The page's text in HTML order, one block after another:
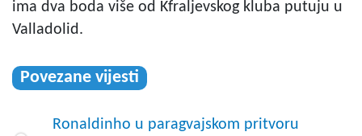
ima dva boda više od Kfraljevskog kluba putuju u
Valladolid.
Povezane vijesti
Ronaldinho u paragvajskom pritvoru